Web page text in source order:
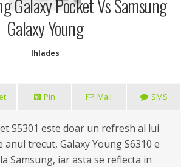
Galaxy Pocket Vs Samsung
Galaxy Young
Ihlades
Pin Mail SMS
S5301 este doar un refresh al lui
anul trecut, Galaxy Young S6310 e
Samsung, iar asta se reflecta in